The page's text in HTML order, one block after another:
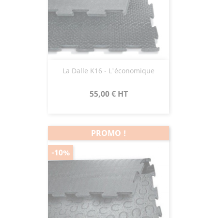
La Dalle K16 - L'économique
Prix
55,00 €HT
PROMO !
-10%